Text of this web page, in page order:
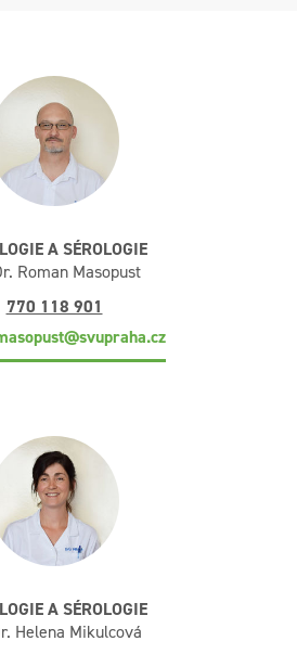
A SÉROLOGIE
Roman Masopust
770 118 901
A SÉROLOGIE
Helena Mikulcová